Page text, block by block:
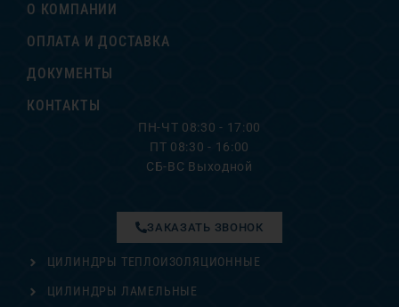
О КОМПАНИИ
ОПЛАТА И ДОСТАВКА
ДОКУМЕНТЫ
КОНТАКТЫ
ПН-ЧТ 08:30 - 17:00
ПТ 08:30 - 16:00
СБ-ВС Выходной
ЦИЛИНДРЫ ТЕПЛОИЗОЛЯЦИОННЫЕ
ЦИЛИНДРЫ ЛАМЕЛЬНЫЕ
ЗАКАЗАТЬ ЗВОНОК